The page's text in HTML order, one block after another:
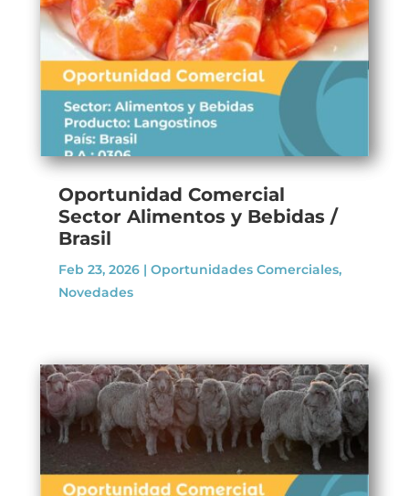
Oportunidad Comercial
Sector Alimentos y Bebidas /
Brasil
Feb 23, 2026| Oportunidades Comerciales,
Novedades